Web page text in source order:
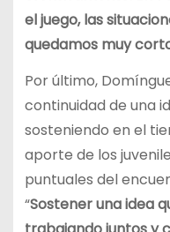
el juego, las
quedamos muy
Por último,
continuidad de una
sosteniendo en el
aporte de los
puntuales del
“Sostener una idea